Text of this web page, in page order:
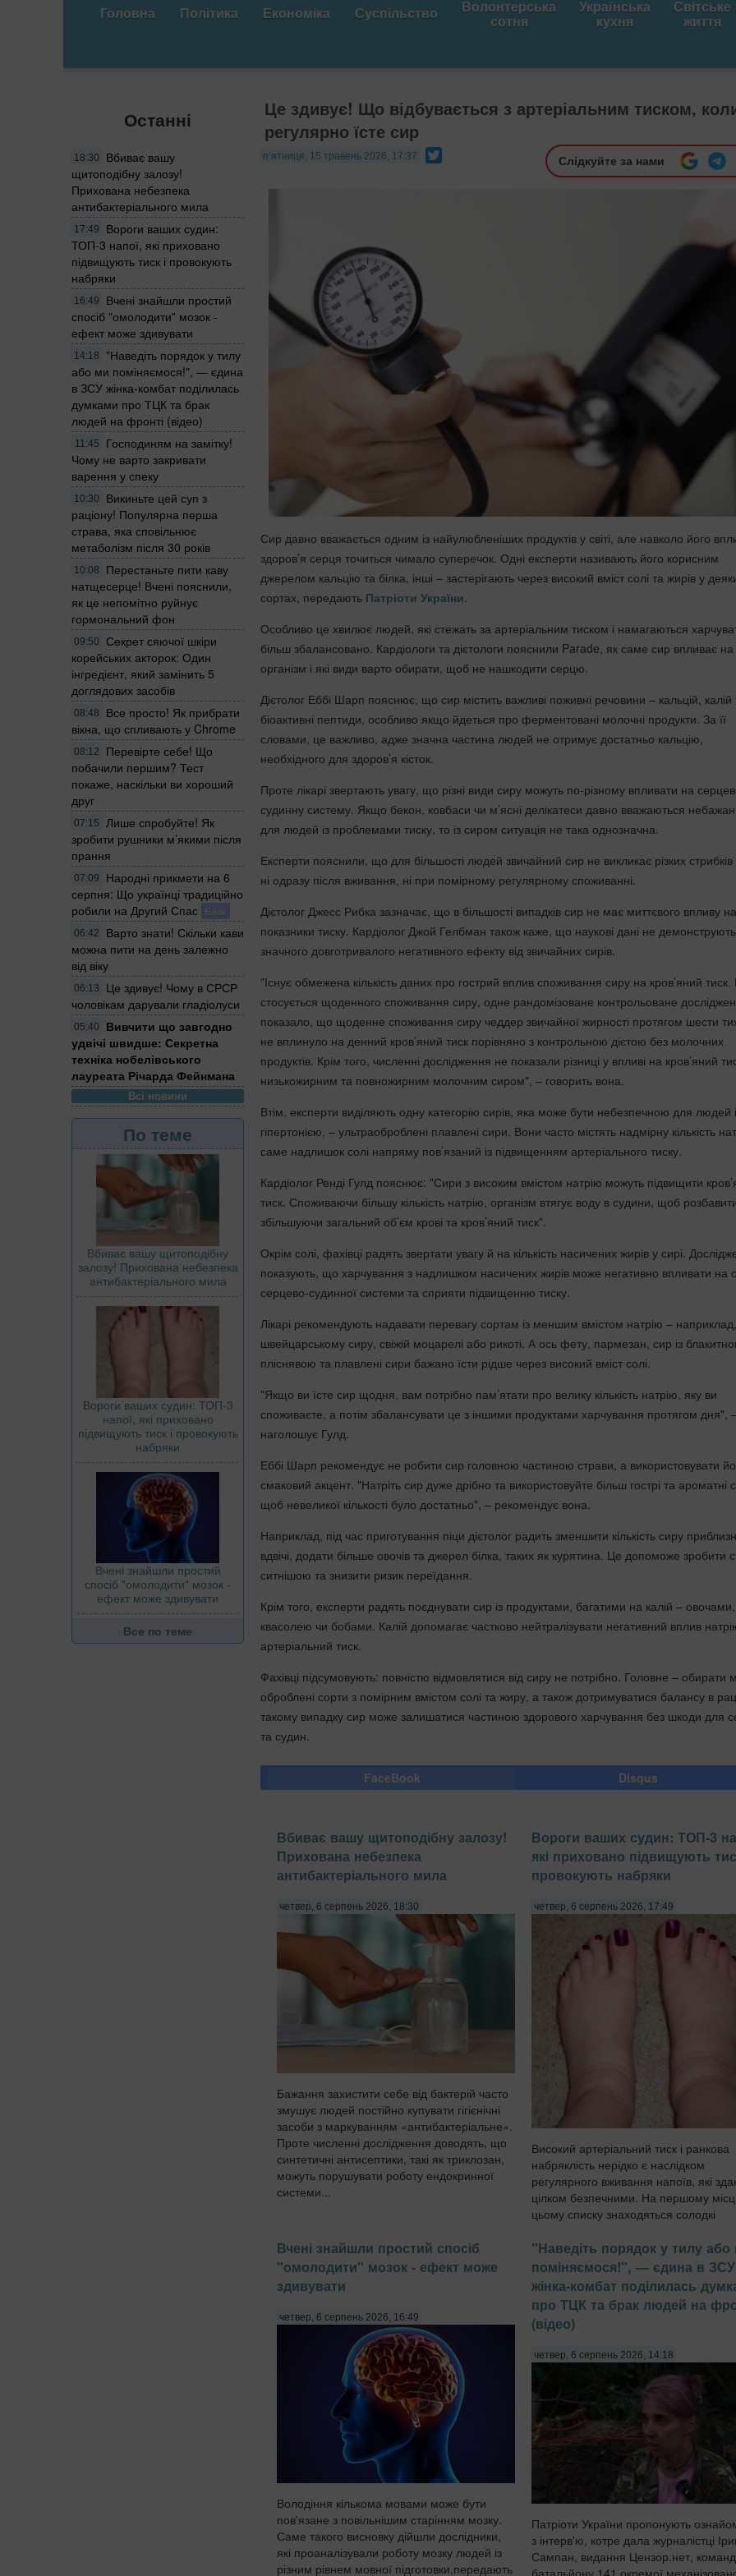
Головна Політика Економіка Суспільство Волонтерська
сотня
Українська
кухня
Світське
життя
Останні
18:30
Вбиває вашу
щитоподібну залозу!
Прихована небезпека
антибактеріального мила
17:49
Вороги ваших судин:
ТОП-3 напої, які приховано
підвищують тиск і провокують
набряки
16:49
Вчені знайшли простий
спосіб "омолодити" мозок -
ефект може здивувати
14:18
"Наведіть порядок у тилу
або ми поміняємося!", — єдина
в ЗСУ жінка-комбат поділилась
думками про ТЦК та брак
людей на фронті (відео)
11:45
Господиням на замітку!
Чому не варто закривати
варення у спеку
10:30
Викиньте цей суп з
раціону! Популярна перша
страва, яка сповільнює
метаболізм після 30 років
10:08
Перестаньте пити каву
натщесерце! Вчені пояснили,
як це непомітно руйнує
гормональний фон
09:50
Секрет сяючої шкіри
корейських акторок: Один
інгредієнт, який замінить 5
доглядових засобів
08:48
Все просто! Як прибрати
вікна, що спливають у Chrome
08:12
Перевірте себе! Що
побачили першим? Тест
покаже, наскільки ви хороший
друг
07:15
Лише спробуйте! Як
зробити рушники м’якими після
прання
07:09
Народні прикмети на 6
серпня: Що українці традиційно
робили на Другий Спас Блог
06:42
Варто знати! Скільки кави
можна пити на день залежно
від віку
06:13
Це здивує! Чому в СРСР
чоловікам дарували гладіолуси
05:40
Вивчити що завгодно
удвічі швидше: Секретна
техніка нобелівського
лауреата Річарда Фейнмана
Всі новини
По теме
Вбиває вашу щитоподібну
залозу! Прихована небезпека
антибактеріального мила
Вороги ваших судин: ТОП-3
напої, які приховано
підвищують тиск і провокують
набряки
Вчені знайшли простий
спосіб "омолодити" мозок -
ефект може здивувати
Все по теме
Це здивує! Що відбувається з артеріальним тиском,
регулярно їсте сир
п’ятниця, 15 травень 2026, 17:37 Слідкуйте за нами
Сир давно вважається одним із найулюбленіших продуктів у світі, але навколо його
здоров’я серця точиться чимало суперечок. Одні експерти називають його корисним
джерелом кальцію та білка, інші – застерігають через високий вміст солі та жирів у
сортах, передають Патріоти України
Особливо це хвилює людей, які стежать за артеріальним тиском і намагаються
більш збалансовано. Кардіологи та дієтологи пояснили Parade, як саме сир впливає на
організм і які види варто обирати, щоб не нашкодити серцю.
Дієтолог Еббі Шарп пояснює, що сир містить важливі поживні речовини – кальцій, калій
біоактивні пептиди, особливо якщо йдеться про ферментовані молочні продукти. За її
словами, це важливо, адже значна частина людей не отримує достатньо кальцію,
необхідного для здоров’я кісток.
Проте лікарі звертають увагу, що різні види сиру можуть по-різному впливати на
судинну систему. Якщо бекон, ковбаси чи м’ясні делікатеси давно вважаються
для людей із проблемами тиску, то із сиром ситуація не така однозначна.
Експерти пояснили, що для більшості людей звичайний сир не викликає різких стрибків
ні одразу після вживання, ні при помірному регулярному споживанні.
Дієтолог Джесс Рибка зазначає, що в більшості випадків сир не має миттєвого впливу на
показники тиску. Кардіолог Джой Гелбман також каже, що наукові дані не демонструють
значного довготривалого негативного ефекту від звичайних сирів.
"Існує обмежена кількість даних про гострий вплив споживання сиру на кров’яний
стосується щоденного споживання сиру, одне рандомізоване контрольоване
показало, що щоденне споживання сиру чеддер звичайної жирності протягом шести
не вплинуло на денний кров’яний тиск порівняно з контрольною дієтою без молочних
продуктів. Крім того, численні дослідження не показали різниці у впливі на кров’яний
низькожирним та повножирним молочним сиром", – говорить вона.
Втім, експерти виділяють одну категорію сирів, яка може бути небезпечною для людей
гіпертонією, – ультраоброблені плавлені сири. Вони часто містять надмірну кількість
саме надлишок солі напряму пов’язаний із підвищенням артеріального тиску.
Кардіолог Ренді Гулд пояснює: "Сири з високим вмістом натрію можуть підвищити
тиск. Споживаючи більшу кількість натрію, організм втягує воду в судини, щоб розбавити
збільшуючи загальний об’єм крові та кров’яний тиск".
Окрім солі, фахівці радять звертати увагу й на кількість насичених жирів у сирі.
показують, що харчування з надлишком насичених жирів може негативно впливати на
серцево-судинної системи та сприяти підвищенню тиску.
Лікарі рекомендують надавати перевагу сортам із меншим вмістом натрію – наприклад,
швейцарському сиру, свіжій моцарелі або рикоті. А ось фету, пармезан, сир із
пліснявою та плавлені сири бажано їсти рідше через високий вміст солі.
"Якщо ви їсте сир щодня, вам потрібно пам’ятати про велику кількість натрію, яку ви
споживаєте, а потім збалансувати це з іншими продуктами харчування протягом дня",
наголошує Гулд.
Еббі Шарп рекомендує не робити сир головною частиною страви, а використовувати
смаковий акцент. "Натріть сир дуже дрібно та використовуйте більш гострі та ароматні
щоб невеликої кількості було достатньо", – рекомендує вона.
Наприклад, під час приготування піци дієтолог радить зменшити кількість сиру
вдвічі, додати більше овочів та джерел білка, таких як курятина. Це допоможе зробити
ситнішою та знизити ризик переїдання.
Крім того, експерти радять поєднувати сир із продуктами, багатими на калій – овочами,
квасолею чи бобами. Калій допомагає частково нейтралізувати негативний вплив
артеріальний тиск.
Фахівці підсумовують: повністю відмовлятися від сиру не потрібно. Головне – обирати
оброблені сорти з помірним вмістом солі та жиру, а також дотримуватися балансу в
такому випадку сир може залишатися частиною здорового харчування без шкоди для
та судин.
FaceBook Disqus
Вбиває вашу щитоподібну залозу!
Прихована небезпека
антибактеріального мила
четвер, 6 серпень 2026, 18:30
Бажання захистити себе від бактерій часто
змушує людей постійно купувати гігієнічні
засоби з маркуванням «антибактеріальне».
Проте численні дослідження доводять, що
синтетичні антисептики, такі як триклозан,
можуть порушувати роботу ендокринної
системи...
Вороги ваших судин: ТОП-3
які приховано підвищують
провокують набряки
четвер, 6 серпень 2026, 17:49
Високий артеріальний тиск і ранкова
набряклість нерідко є наслідком
регулярного вживання напоїв, які
цілком безпечними. На першому
цьому списку знаходяться солодкі
вмістом фруктозиЮ передають Па...
Вчені знайшли простий спосіб
"омолодити" мозок - ефект може
здивувати
четвер, 6 серпень 2026, 16:49
Володіння кількома мовами може бути
пов'язане з повільнішим старінням мозку.
Саме такого висновку дійшли дослідники,
які проаналізували роботу мозку людей із
різним рівнем мовної підготовки,передають
"Наведіть порядок у тилу або
поміняємося!", — єдина в ЗСУ
жінка-комбат поділилась
про ТЦК та брак людей на
(відео)
четвер, 6 серпень 2026, 14:18
Патріоти України пропонують
з інтерв'ю, котре дала журналістці
Сампан, видання Цензор.нет,